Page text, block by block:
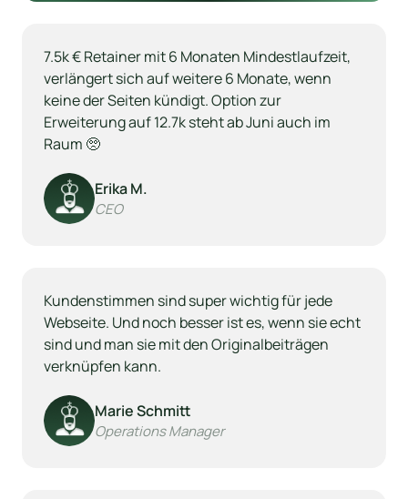
7.5k € Retainer mit 6 Monaten Mindestlaufzeit,
verlängert sich auf weitere 6 Monate, wenn
keine der Seiten kündigt. Option zur
Erweiterung auf 12.7k steht ab Juni auch im
Raum 🥺
Erika M.
CEO
Kundenstimmen sind super wichtig für jede
Webseite. Und noch besser ist es, wenn sie echt
sind und man sie mit den Originalbeiträgen
verknüpfen kann.
Marie Schmitt
Operations Manager